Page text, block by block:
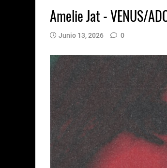
Amelie Jat - VENUS/
Junio 13, 2026 0